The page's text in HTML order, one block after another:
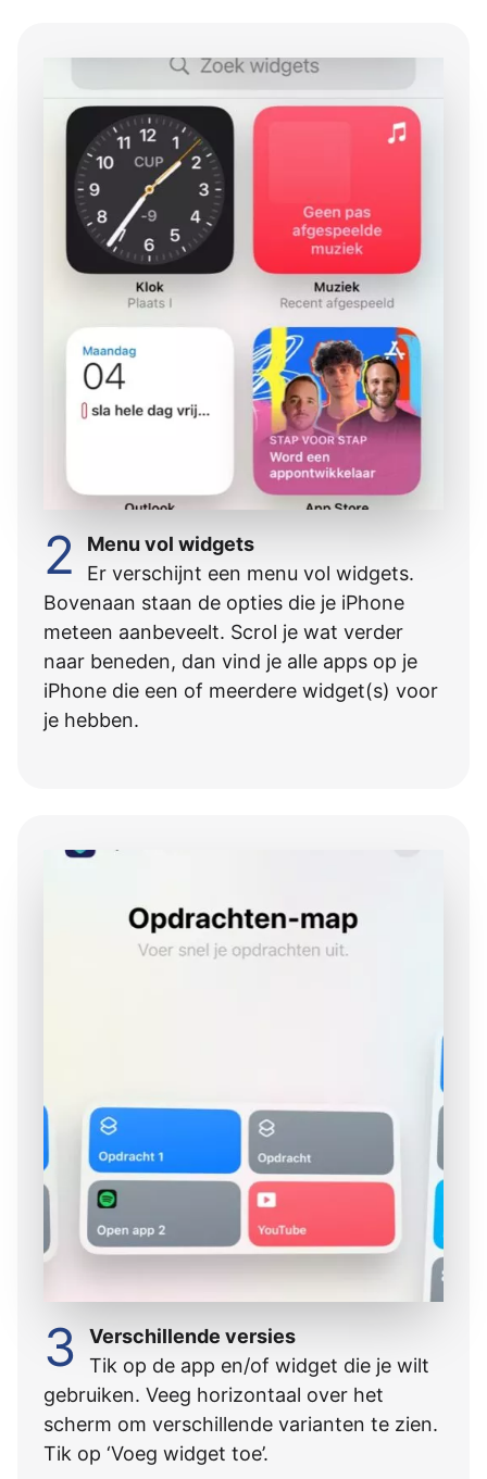
2
Menu vol widgets
Er verschijnt een menu vol widgets.
Bovenaan staan de opties die je iPhone
meteen aanbeveelt. Scrol je wat verder
naar beneden, dan vind je alle apps op je
iPhone die een of meerdere widget(s) voor
je hebben.
3
Verschillende versies
Tik op de app en/of widget die je wilt
gebruiken. Veeg horizontaal over het
scherm om verschillende varianten te zien.
Tik op ‘Voeg widget toe’.